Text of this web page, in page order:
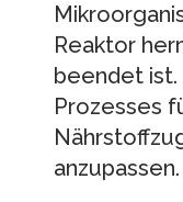
Reaktor
beendet
Prozesses
anzupassen.